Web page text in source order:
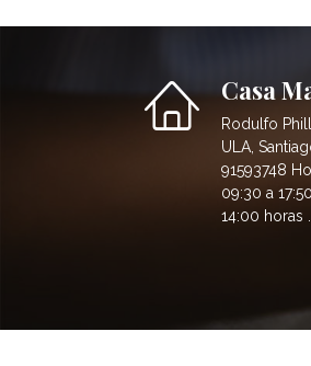
Casa
Rodulfo
ULA,
91593748
09:30 a
14:00 horas